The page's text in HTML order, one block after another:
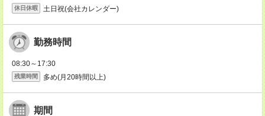
休日休暇 土日祝(会社カレンダー)
勤務時間
08:30～17:30
残業時間 多め(月20時間以上)
期間